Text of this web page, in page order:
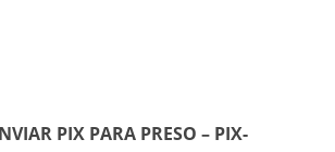
PIX PARA PRESO – PIX-